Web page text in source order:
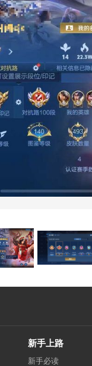
新手上路
新手必读